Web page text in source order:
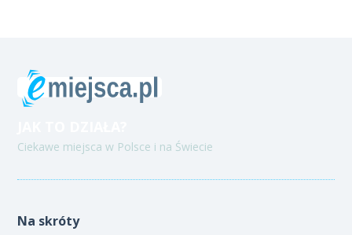
Ciekawe miejsca w Polsce i na Świecie
Na skróty